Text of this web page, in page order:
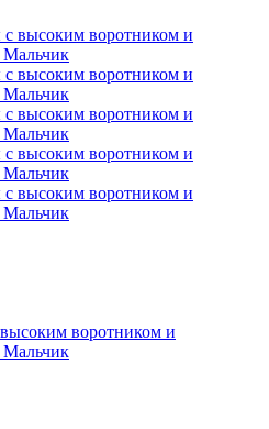
воротником и
Мальчик